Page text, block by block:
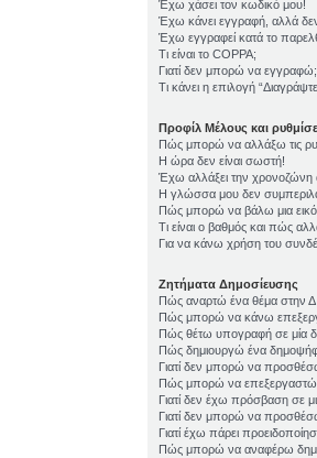
Έχω χάσει τον κωδικό μου!
Έχω κάνει εγγραφή, αλλά
Έχω εγγραφεί κατά το
Τι είναι το COPPA;
Γιατί δεν μπορώ να εγγραφώ;
Τι κάνει η επιλογή
Προφίλ Μέλους και
Πώς μπορώ να αλλάξω τις
Η ώρα δεν είναι σωστή!
Έχω αλλάξει την χρονοζώνη
Η γλώσσα μου δεν
Πώς μπορώ να βάλω μια
Τι είναι ο βαθμός και πώς
Για να κάνω χρήση του
Ζητήματα Δημοσίευσης
Πώς αναρτώ ένα θέμα στην
Πώς μπορώ να κάνω
Πώς θέτω υπογραφή σε μία
Πώς δημιουργώ ένα
Γιατί δεν μπορώ να
Πώς μπορώ να επεξεργαστώ
Γιατί δεν έχω πρόσβαση σε
Γιατί δεν μπορώ να
Γιατί έχω πάρει
Πώς μπορώ να αναφέρω